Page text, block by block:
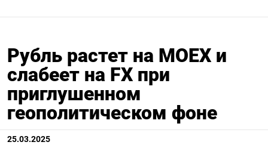
Рубль растет на МОЕХ и
слабеет на FX при
приглушенном
геополитическом фоне
25.03.2025